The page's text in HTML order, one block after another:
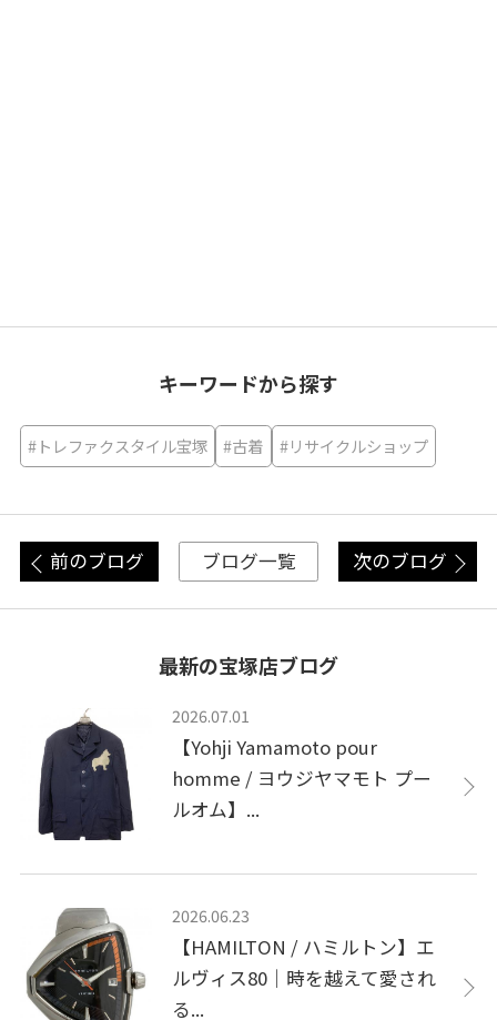
キーワードから探す
#トレファクスタイル宝塚 #古着 #リサイクルショップ
前のブログ ブログ一覧 次のブログ
最新の宝塚店ブログ
2026.07.01
【Yohji Yamamoto pour
homme / ヨウジヤマモト プー
ルオム】...
2026.06.23
【HAMILTON / ハミルトン】エ
ルヴィス80｜時を越えて愛され
る...